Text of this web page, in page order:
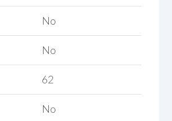
No
No
62
No